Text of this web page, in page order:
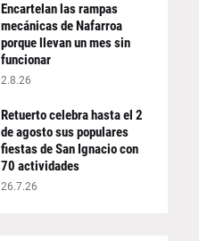
Encartelan las rampas
mecánicas de Nafarroa
porque llevan un mes sin
funcionar
2.8.26
Retuerto celebra hasta el 2
de agosto sus populares
fiestas de San Ignacio con
70 actividades
26.7.26